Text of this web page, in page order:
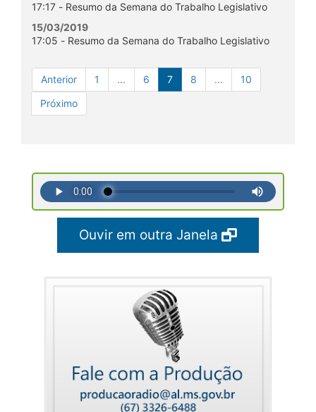
17:17 - Resumo da Semana do Trabalho Legislativo
15/03/2019
17:05 - Resumo da Semana do Trabalho Legislativo
Anterior 1 ... 6 7 8 ...
10
Próximo
Ouvir em outra Janela